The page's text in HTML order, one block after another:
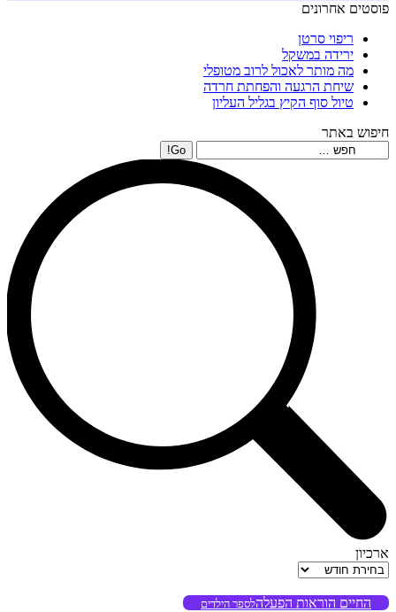
פוסטים אחרונים
ריפוי סרטן
ירידה במשקל
מה מותר לאכול לרוב מטופלי
שיחת הרגעה והפחתת חרדה
טיול סוף הקיץ בגליל העליון
חיפוש באתר
Search:
ארכיון
ארכיון
החיים הוראות הפעלהלספר הילדים